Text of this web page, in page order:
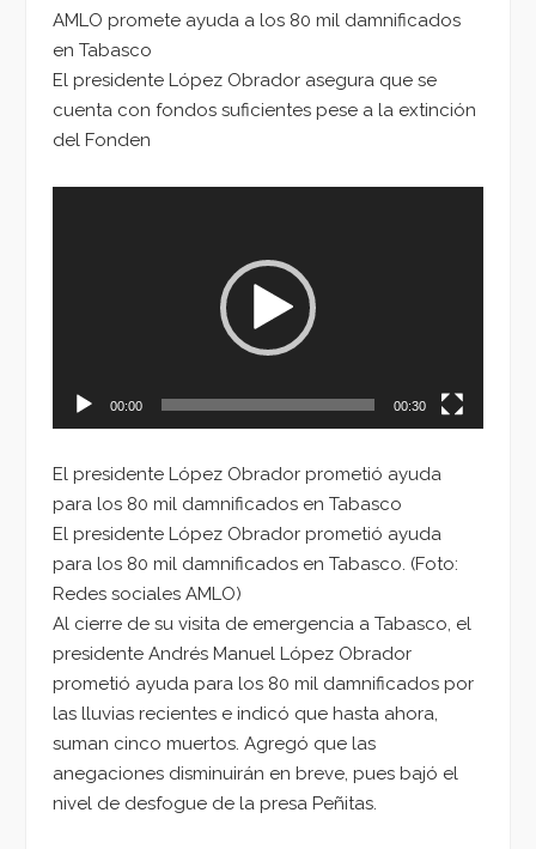
AMLO promete ayuda a los 80 mil damnificados
en Tabasco
El presidente López Obrador asegura que se
cuenta con fondos suficientes pese a la extinción
del Fonden
00:00 00:30
El presidente López Obrador prometió ayuda
para los 80 mil damnificados en Tabasco
El presidente López Obrador prometió ayuda
para los 80 mil damnificados en Tabasco. (Foto:
Redes sociales AMLO)
Al cierre de su visita de emergencia a Tabasco, el
presidente Andrés Manuel López Obrador
prometió ayuda para los 80 mil damnificados por
las lluvias recientes e indicó que hasta ahora,
suman cinco muertos. Agregó que las
anegaciones disminuirán en breve, pues bajó el
nivel de desfogue de la presa Peñitas.